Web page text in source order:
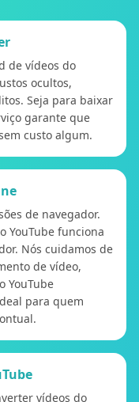
de vídeos do
ocultos,
Seja para baixar
garante que
custo algum.
de navegador.
YouTube funciona
Nós cuidamos de
de vídeo,
YouTube
para quem
vídeos do